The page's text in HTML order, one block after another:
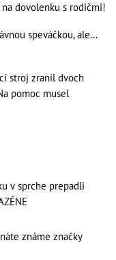
na dovolenku s rodičmi!
speváčkou, ale...
stroj zranil dvoch
pomoc musel
v sprche prepadli
známe značky